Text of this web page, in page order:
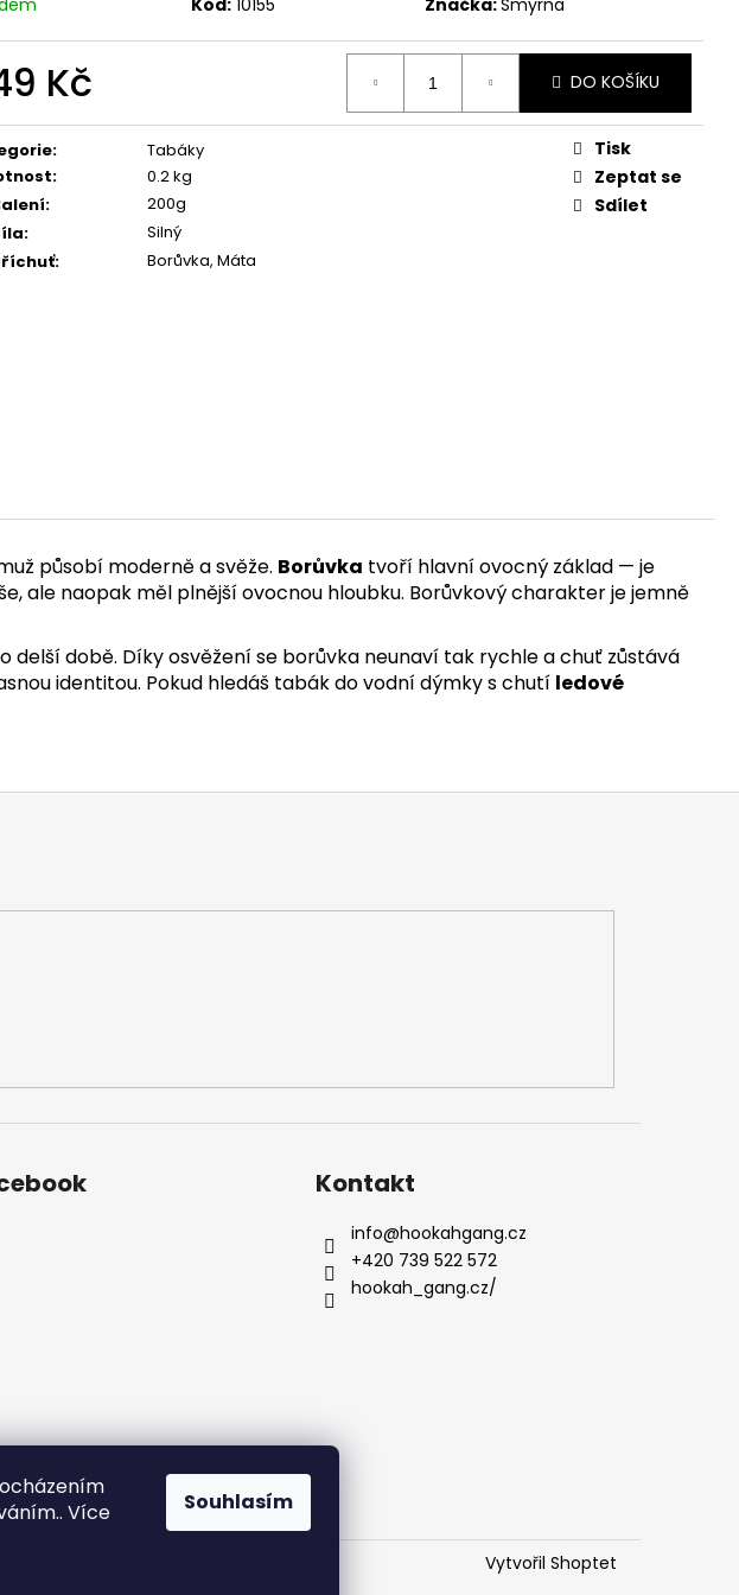
Více
Souhlasím
Kč DO KOŠÍKU
:
Tabáky
: 0.2 kg
: 200g
: Silný
: Borůvka, Máta
Tisk
Zeptat se
Sdílet
působí moderně a svěže. Borůvka tvoří hlavní ovocný základ — je
ale naopak měl plnější ovocnou hloubku. Borůvkový charakter je jemně
delší době. Díky osvěžení se borůvka neunaví tak rychle a chuť zůstává
identitou. Pokud hledáš tabák do vodní dýmky s chutí ledové
Kontakt
info@hookahgang.cz
+420 739 522 572
hookah_gang.cz/
Vytvořil Shoptet